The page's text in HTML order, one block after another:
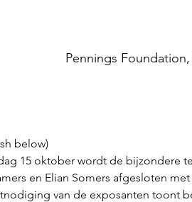
Pennings
below)
15 oktober wordt de bijzondere
en Elian Somers afgesloten
van de exposanten toont